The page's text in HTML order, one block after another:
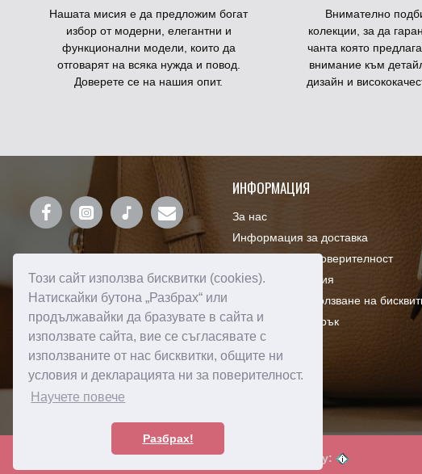
Този сайт използва бисквитки (cookies).
Натискайки бутона „Разбрах“ или
продължавайки да бразувате в сайта и
използвате сайта, вие се съгласявате с
използваните от нас бисквитки, общите ни
условия и декларацията ни за поверителност.
Научете повече
Разбрах!
Нашата мисия е да предложим богат
избор от модерни, елегантни и
функционални модели, които да
отговарят на всяка нужда и повод.
Доверете се на нашия опит.
Внимателно
колекции, за да
чанта която
внимание към
дизайн и
ИНФОРМАЦИЯ
За нас
Информация за доставка
Декларация за поверителност
Правила и условия
Πoлитика зa изпoлзвaнe нa
Ваучери за подарък
© 2024 Amorebags.bg - Всички права запазени! - Created by: